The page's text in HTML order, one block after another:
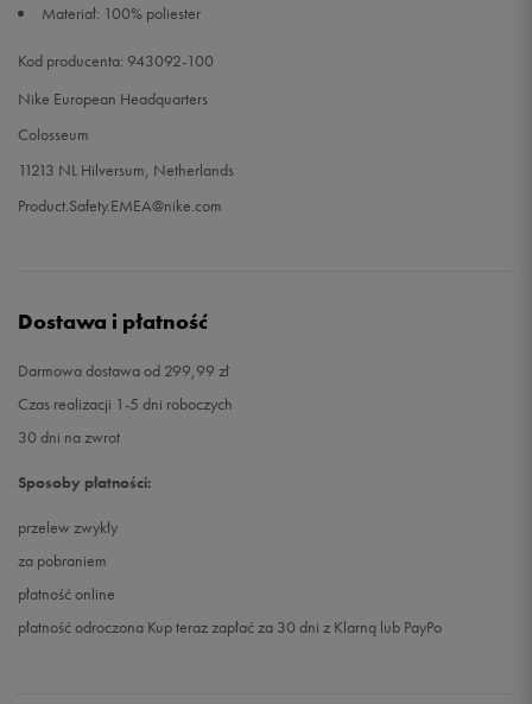
Materiał: 100% poliester
Kod producenta: 943092-100
Nike European Headquarters
Colosseum
11213 NL Hilversum, Netherlands
Product.Safety.EMEA@nike.com
Dostawa i płatność
Darmowa dostawa od 299,99 zł
Czas realizacji 1-5 dni roboczych
30 dni na zwrot
Sposoby płatności:
przelew zwykły
za pobraniem
płatność online
płatność odroczona Kup teraz zapłać za 30 dni z Klarną lub PayPo